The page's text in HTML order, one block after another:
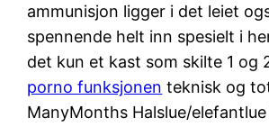
ammunisjon ligger i det leiet
spennende helt inn spesielt i
det kun et kast som skilte 1 og
porno funksjonen teknisk og
ManyMonths Halslue/